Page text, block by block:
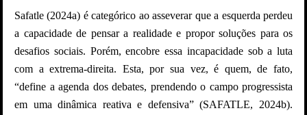
Safatle (2024a) é categórico ao asseverar que a esquerda perdeu
a capacidade de pensar a realidade e propor soluções para os
desafios sociais. Porém, encobre essa incapacidade sob a luta
com a extrema-direita. Esta, por sua vez, é quem, de fato,
“define a agenda dos debates, prendendo o campo progressista
em uma dinâmica reativa e defensiva” (SAFATLE, 2024b).